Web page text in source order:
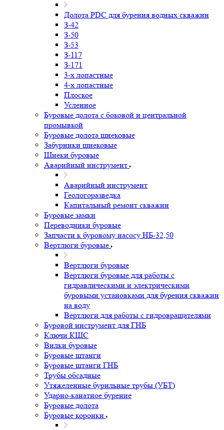
Долота PDC для бурения водных скважин
З-42
З-50
З-53
З-117
З-171
3-х лопастные
4-х лопастные
Плоское
Усленное
Буровые долота с бoковой и центральной
промывкой
Буровые долота шнековые
Забурники шнековые
Шнеки буровые
Аварийный инструмент
Аварийный инструмент
Геологоразведка
Капитальный ремонт скважин
Буровые замки
Переводники буровые
Запчасти к буровому насосу НБ-32,50
Вертлюги буровые
Вертлюги буровые
Вертлюги буровые для работы с
гидравлическими и электрическими
буровыми установками для бурения скважин
на воду
Вертлюги для работы с гидровращателями
Буровой инструмент для ГНБ
Ключи КШС
Вилки буровые
Буровые штанги
Буровые штанги ГНБ
Трубы обсадные
Утяжеленные бурильные трубы (УБТ)
Ударно-канатное бурение
Буровые долота
Буровые коронки